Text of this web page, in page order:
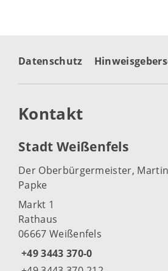
Datenschutz
Kontakt
Stadt Weißenfels
Der Oberbürgermeister, Martin
Papke
Markt 1
Rathaus
06667 Weißenfels
+49 3443 370-0